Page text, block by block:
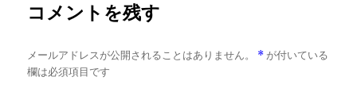
コメントを残す
メールアドレスが公開されることはありません。 * が付いている
欄は必須項目です